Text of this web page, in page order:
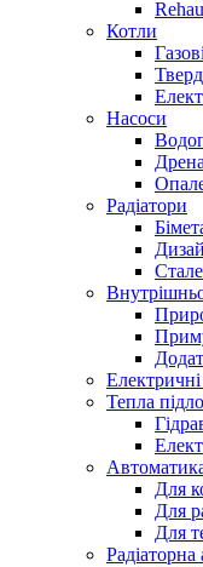
Котли
Насоси
Радіатори
Тепла
Для
Для
Для
Радіаторна